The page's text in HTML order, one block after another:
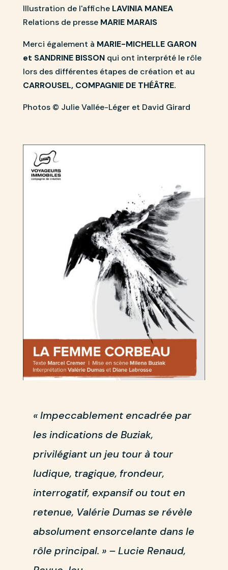
Illustration de l'affiche LAVINIA MANEA
Relations de presse MARIE MARAIS
Merci également à MARIE-MICHELLE GARON
et SANDRINE BISSONqui ont interprété le rôle
lors des différentes étapes de création et au
CARROUSEL, COMPAGNIE DE THÉÂTRE.
Photos © Julie Vallée-Léger et David Girard
« Impeccablement encadrée par
les indications de Buziak,
privilégiant un jeu tour à tour
ludique, tragique, frondeur,
interrogatif, expansif ou tout en
retenue, Valérie Dumas se révèle
absolument ensorcelante dans le
rôle principal. » – Lucie Renaud,